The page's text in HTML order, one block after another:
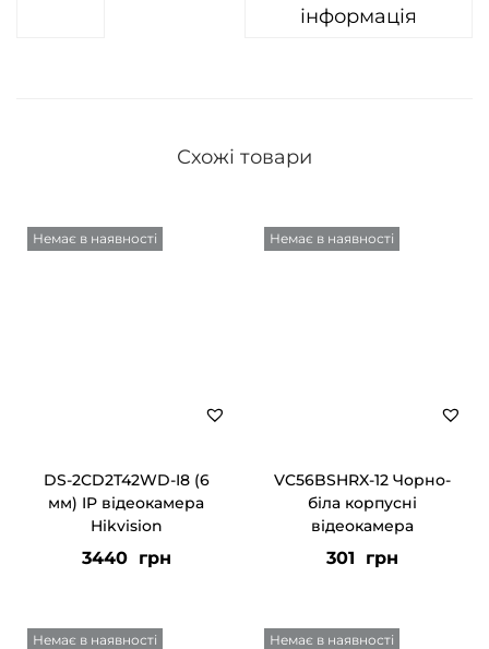
інформація
Схожі товари
Немає в наявності
DS-2CD2T42WD-I8 (6
мм) IP відеокамера
Hikvision
3440 грн
Немає в наявності
VC56BSHRX-12 Чорно-
біла корпусні
відеокамера
301 грн
Немає в наявності Немає в наявності